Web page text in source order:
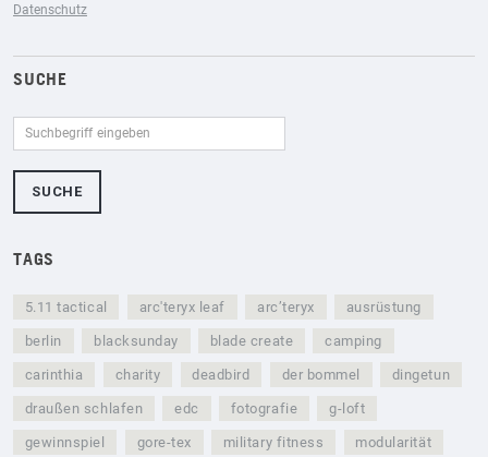
Datenschutz
SUCHE
TAGS
5.11 tactical arc'teryx leaf arc’teryx ausrüstung
berlin blacksunday blade create camping
carinthia charity deadbird der bommel dingetun
draußen schlafen edc fotografie g-loft
gewinnspiel gore-tex military fitness modularität